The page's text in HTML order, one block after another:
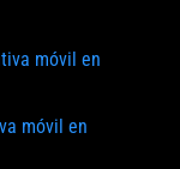
móvil en
móvil en